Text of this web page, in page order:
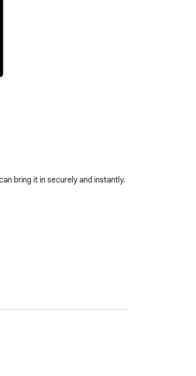
bring it in securely and instantly.